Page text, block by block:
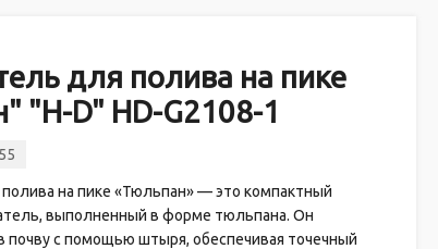
для полива на пике
"H-D" HD-G2108-1
на пике «Тюльпан» — это компактный
выполненный в форме тюльпана. Он
почву с помощью штыря, обеспечивая точечный